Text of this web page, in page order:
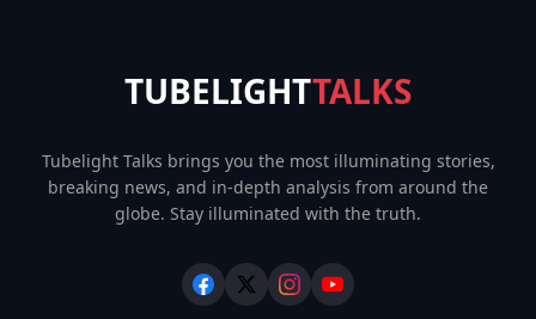
TUBELIGHTTALKS
Tubelight Talks brings you the most illuminating stories,
breaking news, and in-depth analysis from around the
globe. Stay illuminated with the truth.